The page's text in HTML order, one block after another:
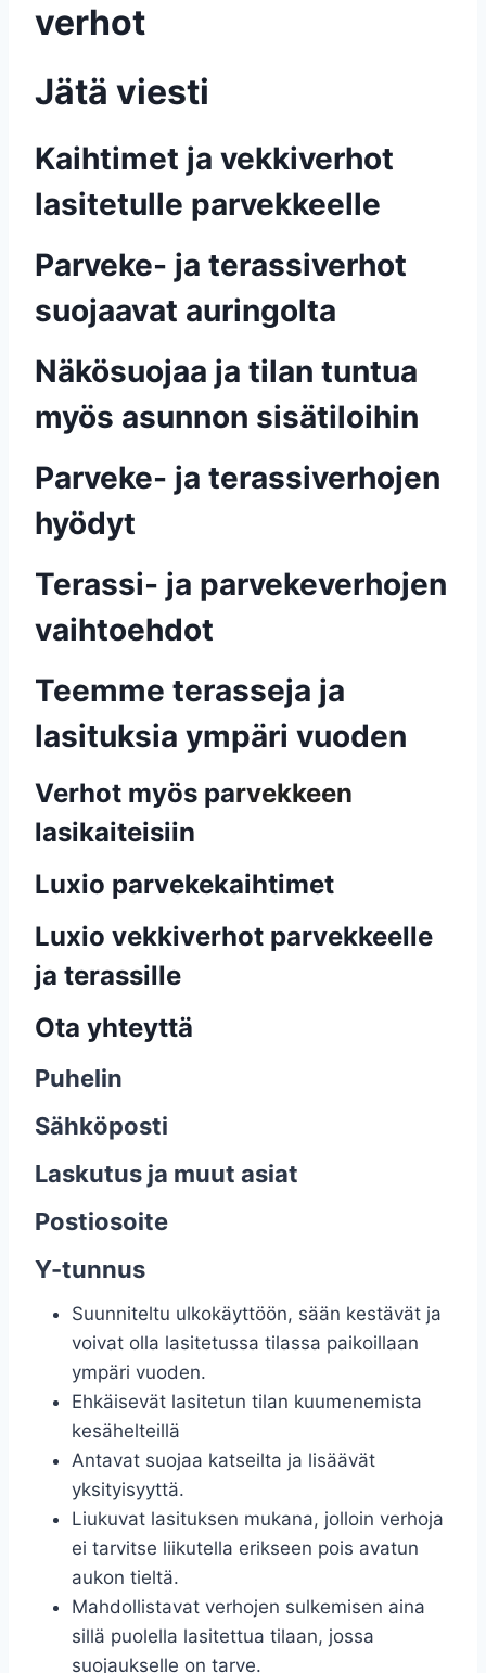
verhot
Jätä viesti
Kaihtimet ja vekkiverhot
lasitetulle parvekkeelle
Parveke- ja terassiverhot
suojaavat auringolta
Näkösuojaa ja tilan tuntua
myös asunnon sisätiloihin
Parveke- ja terassiverhojen
hyödyt
Terassi- ja parvekeverhojen
vaihtoehdot
Teemme terasseja ja
lasituksia ympäri vuoden
Verhot myös parvekkeen
lasikaiteisiin
Luxio parvekekaihtimet
Luxio vekkiverhot parvekkeelle
ja terassille
Ota yhteyttä
Puhelin
Sähköposti
Laskutus ja muut asiat
Postiosoite
Y-tunnus
Suunniteltu ulkokäyttöön, sään kestävät ja
voivat olla lasitetussa tilassa paikoillaan
ympäri vuoden.
Ehkäisevät lasitetun tilan kuumenemista
kesähelteillä
Antavat suojaa katseilta ja lisäävät
yksityisyyttä.
Liukuvat lasituksen mukana, jolloin verhoja
ei tarvitse liikutella erikseen pois avatun
aukon tieltä.
Mahdollistavat verhojen sulkemisen aina
sillä puolella lasitettua tilaan, jossa
suojaukselle on tarve.